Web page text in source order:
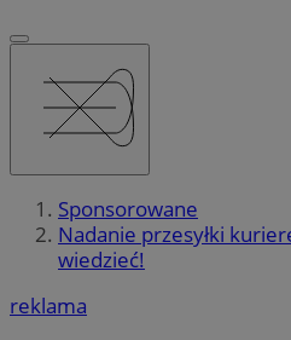
Sponsorowane
Nadanie przesyłki
wiedzieć!
reklama